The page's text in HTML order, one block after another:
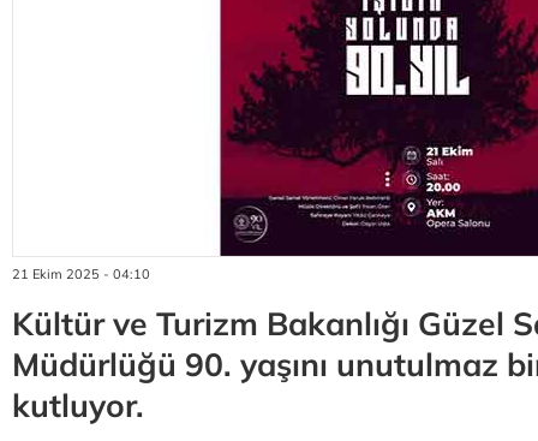
21 Ekim 2025 - 04:10
Kültür ve Turizm Bakanlığı Güzel
Müdürlüğü 90. yaşını unutulmaz
kutluyor.